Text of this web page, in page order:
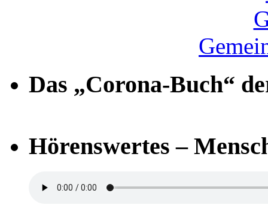
Das „Corona-Buch“
Hörenswertes –